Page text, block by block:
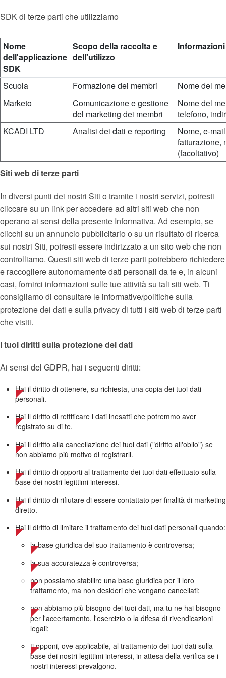
SDK di terze parti che utilizziamo
Nome
dell'applicazione
SDK
Scopo della raccolta e
dell'utilizzo
Scuola Formazione dei membri
Nome del
Marketo
Comunicazione e gestione
del marketing dei membri
Nome del
telefono,
KCADI LTD
Analisi dei dati e reporting
Nome, e-
fatturazione,
(facoltativo)
Siti web di terze parti
In diversi punti dei nostri Siti o tramite i nostri servizi, potresti
cliccare su un link per accedere ad altri siti web che non
operano ai sensi della presente Informativa. Ad esempio, se
clicchi su un annuncio pubblicitario o su un risultato di ricerca
sui nostri Siti, potresti essere indirizzato a un sito web che non
controlliamo. Questi siti web di terze parti potrebbero richiedere
e raccogliere autonomamente dati personali da te e, in alcuni
casi, fornirci informazioni sulle tue attività su tali siti web. Ti
consigliamo di consultare le informative/politiche sulla
protezione dei dati e sulla privacy di tutti i siti web di terze parti
che visiti.
I tuoi diritti sulla protezione dei dati
Ai sensi del GDPR, hai i seguenti diritti:
Hai il diritto di ottenere, su richiesta, una copia dei tuoi dati
personali.
Hai il diritto di rettificare i dati inesatti che potremmo aver
registrato su di te.
Hai il diritto alla cancellazione dei tuoi dati ("diritto all'oblio") se
non abbiamo più motivo di registrarli.
Hai il diritto di opporti al trattamento dei tuoi dati effettuato sulla
base dei nostri legittimi interessi.
Hai il diritto di rifiutare di essere contattato per finalità di marketing
diretto.
Hai il diritto di limitare il trattamento dei tuoi dati personali quando:
la base giuridica del suo trattamento è controversa;
la sua accuratezza è controversa;
non possiamo stabilire una base giuridica per il loro
trattamento, ma non desideri che vengano cancellati;
non abbiamo più bisogno dei tuoi dati, ma tu ne hai bisogno
per l'accertamento, l'esercizio o la difesa di rivendicazioni
legali;
ti opponi, ove applicabile, al trattamento dei tuoi dati sulla
base dei nostri legittimi interessi, in attesa della verifica se i
nostri interessi prevalgono.